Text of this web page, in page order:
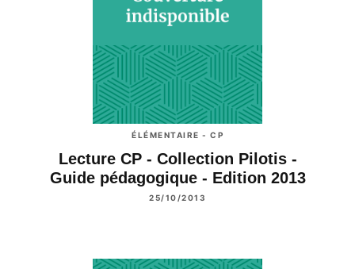
ÉLÉMENTAIRE - CP
Lecture CP - Collection Pilotis -
Guide pédagogique - Edition 2013
25/10/2013